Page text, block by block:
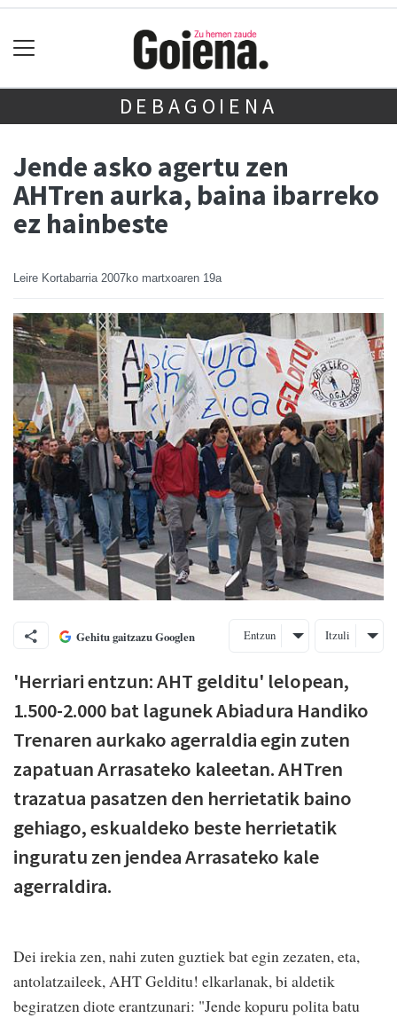
DEBAGOIENA
Jende asko agertu zen
AHTren aurka, baina ibarreko
ez hainbeste
Leire Kortabarria 2007ko martxoaren 19a
Gehitu gaitzazu Googlen Entzun Itzuli
'Herriari entzun: AHT gelditu' lelopean,
1.500-2.000 bat lagunek Abiadura Handiko
Trenaren aurkako agerraldia egin zuten
zapatuan Arrasateko kaleetan. AHTren
trazatua pasatzen den herrietatik baino
gehiago, eskualdeko beste herrietatik
inguratu zen jendea Arrasateko kale
agerraldira.
Dei irekia zen, nahi zuten guztiek bat egin zezaten, eta,
antolatzaileek, AHT Gelditu! elkarlanak, bi aldetik
begiratzen diote erantzunari: "Jende kopuru polita batu